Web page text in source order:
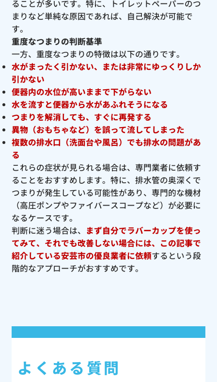
ることが多いです。特に、トイレットペーパーのつ
まりなど単純な原因であれば、自己解決が可能で
す。
重度なつまりの判断基準
一方、重度なつまりの特徴は以下の通りです。
水がまったく引かない、または非常にゆっくりしか
引かない
便器内の水位が高いままで下がらない
水を流すと便器から水があふれそうになる
つまりを解消しても、すぐに再発する
異物（おもちゃなど）を誤って流してしまった
複数の排水口（洗面台や風呂）でも排水の問題があ
る
これらの症状が見られる場合は、専門業者に依頼す
ることをおすすめします。特に、排水管の奥深くで
つまりが発生している可能性があり、専門的な機材
（高圧ポンプやファイバースコープなど）が必要に
なるケースです。
判断に迷う場合は、 まず自分でラバーカップを使っ
てみて、それでも改善しない場合には、この記事で
紹介している安芸市の優良業者に依頼するという段
階的なアプローチがおすすめです。
よくある質問